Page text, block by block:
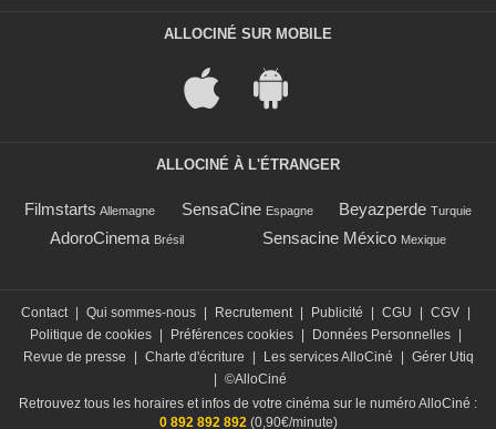
ALLOCINÉ SUR MOBILE
ALLOCINÉ À L'ÉTRANGER
Filmstarts Allemagne SensaCine Espagne Beyazperde Turquie
AdoroCinema Brésil Sensacine México Mexique
Contact | Qui sommes-nous | Recrutement | Publicité | CGU | CGV |
Politique de cookies | Préférences cookies | Données Personnelles |
Revue de presse
| Charte d'écriture | Les services AlloCiné | Gérer Utiq
| ©AlloCiné
Retrouvez tous les horaires et infos de votre cinéma sur le numéro AlloCiné :
0 892 892 892 (0,90€/minute)